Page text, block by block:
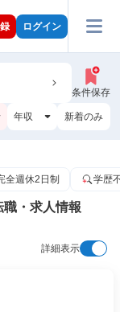
ログイン
条件保存
年収 新着のみ
全週休2日制 学歴
・求人情報
詳細表示